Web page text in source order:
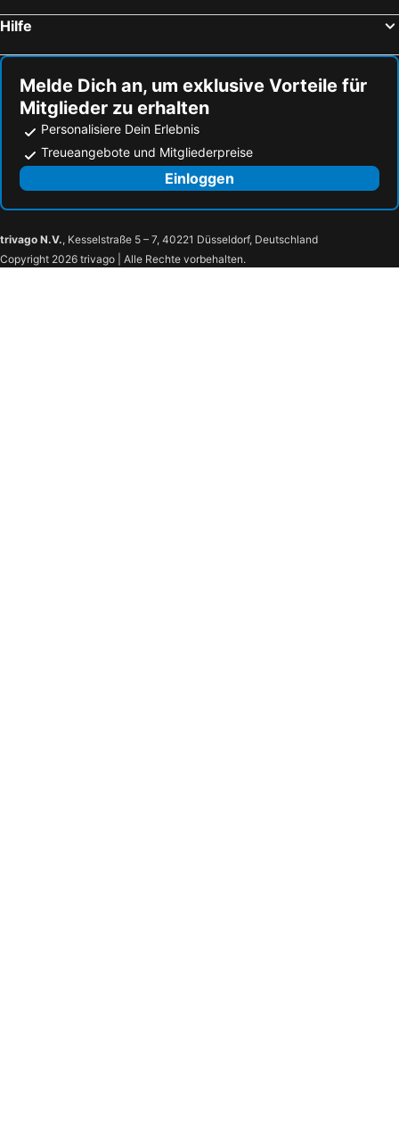
Hilfe
Melde Dich an, um exklusive Vorteile für
Mitglieder zu erhalten
Personalisiere Dein Erlebnis
Treueangebote und Mitgliederpreise
Einloggen
trivago N.V., Kesselstraße 5 – 7, 40221 Düsseldorf, Deutschland
Copyright 2026 trivago | Alle Rechte vorbehalten.